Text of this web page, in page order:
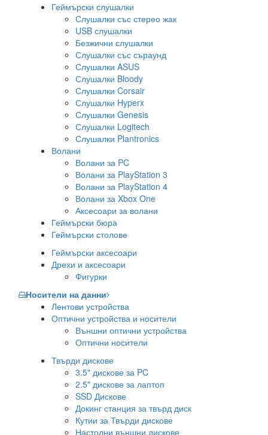
Геймърски слушалки
Слушалки със стерео жак
USB слушалки
Безжични слушалки
Слушалки със съраунд
Слушалки ASUS
Слушалки Bloody
Слушалки Corsair
Слушалки Hyperx
Слушалки Genesis
Слушалки Logitech
Слушалки Plantronics
Волани
Волани за PC
Волани за PlayStation 3
Волани за PlayStation 4
Волани за Xbox One
Аксесоари за волани
Геймърски бюра
Геймърски столове
Геймърски аксесоари
Дрехи и аксесоари
Фигурки
Носители на данни
Лентови устройства
Оптични устройства и носители
Външни оптични устройства
Оптични носители
Твърди дискове
3.5" дискове за PC
2.5" дискове за лаптоп
SSD Дискове
Докинг станция за твърд диск
Кутии за Твърди дискове
Настолни външни дискове